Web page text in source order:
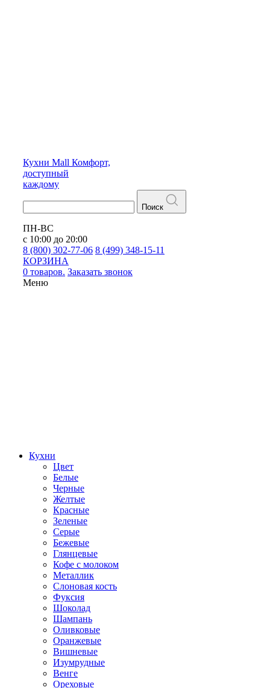
Кухни Mall Комфорт,
доступный
каждому
Поиск
ПН-ВС
с 10:00 до 20:00
8 (800) 302-77-06 8 (499) 348-15-11
КОРЗИНА
0 товаров. Заказать звонок
Меню
Кухни
Цвет
Белые
Черные
Желтые
Красные
Зеленые
Серые
Бежевые
Глянцевые
Кофе с молоком
Металлик
Слоновая кость
Фуксия
Шоколад
Шампань
Оливковые
Оранжевые
Вишневые
Изумрудные
Венге
Ореховые